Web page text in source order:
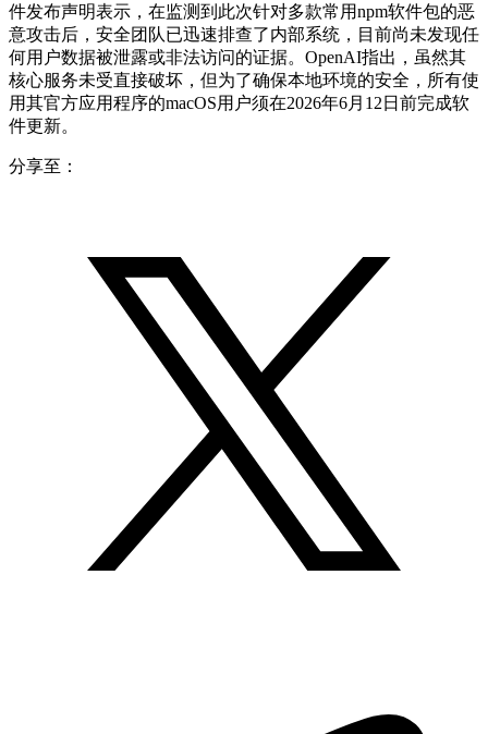
件发布声明表示，在监测到此次针对多款常用npm软件包的恶
意攻击后，安全团队已迅速排查了内部系统，目前尚未发现任
何用户数据被泄露或非法访问的证据。OpenAI指出，虽然其
核心服务未受直接破坏，但为了确保本地环境的安全，所有使
用其官方应用程序的macOS用户须在2026年6月12日前完成软
件更新。
分享至：